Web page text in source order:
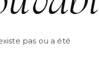
pas ou a été